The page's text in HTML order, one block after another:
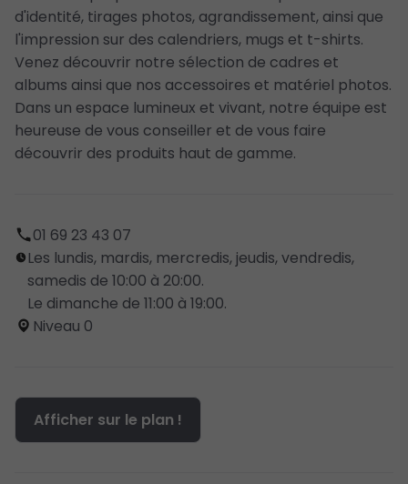
d'identité, tirages photos, agrandissement, ainsi que
l'impression sur des calendriers, mugs et t-shirts.
Venez découvrir notre sélection de cadres et
albums ainsi que nos accessoires et matériel photos.
Dans un espace lumineux et vivant, notre équipe est
heureuse de vous conseiller et de vous faire
découvrir des produits haut de gamme.
01 69 23 43 07
Les lundis, mardis, mercredis, jeudis, vendredis,
samedis de 10:00 à 20:00.
Le dimanche de 11:00 à 19:00.
Niveau 0
Afficher sur le plan !